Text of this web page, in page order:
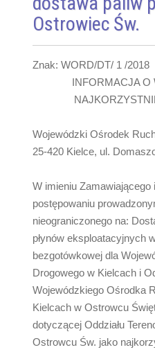
Ostrowiec Św.
Znak: WORD/DT/ 1 /2018
INFORMACJA O
Wojewódzki Ośrodek
25-420 Kielce, ul.
W imieniu Zamawiającego
postępowaniu
nieograniczonego na:
płynów eksploatacyjnych
bezgotówkowej dla
Drogowego w Kielcach i
Wojewódzkiego Ośrodka
Kielcach w Ostrowcu
dotyczącej Oddziału
Ostrowcu Św. jako